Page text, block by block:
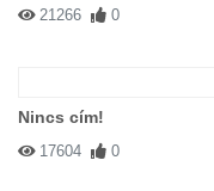
21266 0
Nincs cím!
17604 0